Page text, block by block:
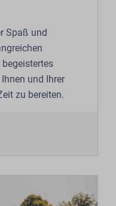
Spaß und
und Ihrer
zu bereiten.